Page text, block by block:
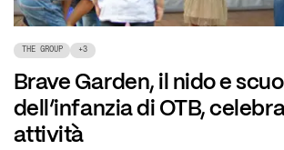
THE GROUP +3
Brave Garden, il nido e
dell’infanzia di OTB,
attività